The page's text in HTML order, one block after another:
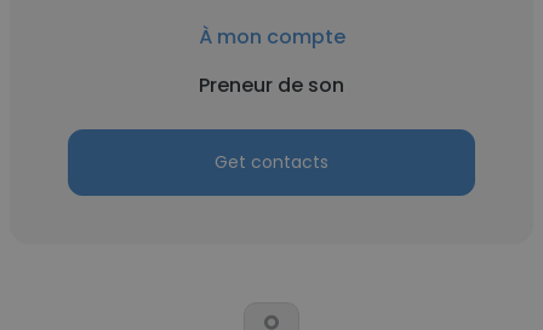
À mon compte
Preneur de son
Get contacts